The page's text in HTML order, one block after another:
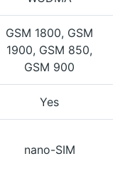
GSM 1800, GSM
1900, GSM 850,
GSM 900
Yes
nano-SIM